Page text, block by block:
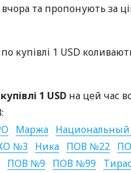
та пропонують за
по купівлі 1 USD
1 USD на цей час
:
Маржа
№3
Ника ПОВ №22
ПОВ №9 ПОВ №99